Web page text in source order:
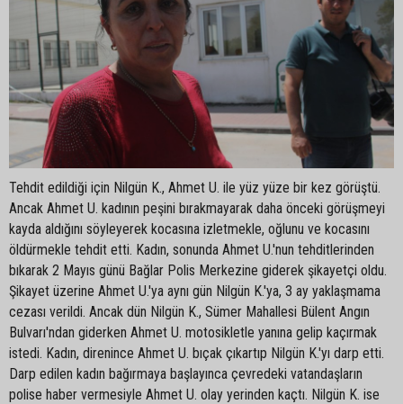
Tehdit edildiği için Nilgün K., Ahmet U. ile yüz yüze bir kez görüştü.
Ancak Ahmet U. kadının peşini bırakmayarak daha önceki görüşmeyi
kayda aldığını söyleyerek kocasına izletmekle, oğlunu ve kocasını
öldürmekle tehdit etti. Kadın, sonunda Ahmet U.'nun tehditlerinden
bıkarak 2 Mayıs günü Bağlar Polis Merkezine giderek şikayetçi oldu.
Şikayet üzerine Ahmet U.'ya aynı gün Nilgün K.'ya, 3 ay yaklaşmama
cezası verildi. Ancak dün Nilgün K., Sümer Mahallesi Bülent Angın
Bulvarı'ndan giderken Ahmet U. motosikletle yanına gelip kaçırmak
istedi. Kadın, direnince Ahmet U. bıçak çıkartıp Nilgün K.'yı darp etti.
Darp edilen kadın bağırmaya başlayınca çevredeki vatandaşların
polise haber vermesiyle Ahmet U. olay yerinden kaçtı. Nilgün K. ise